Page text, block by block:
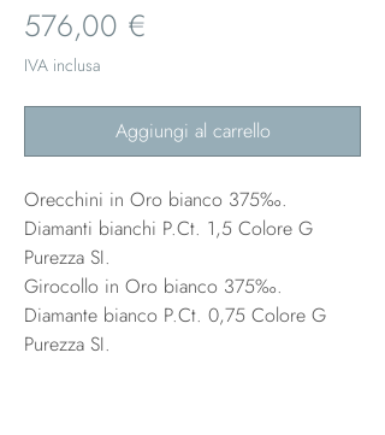
576,00 €
IVA inclusa
Aggiungi al carrello
Orecchini in Oro bianco 375‰.
Diamanti bianchi P.Ct. 1,5 Colore G
Purezza SI.
Girocollo in Oro bianco 375‰.
Diamante bianco P.Ct. 0,75 Colore G
Purezza SI.